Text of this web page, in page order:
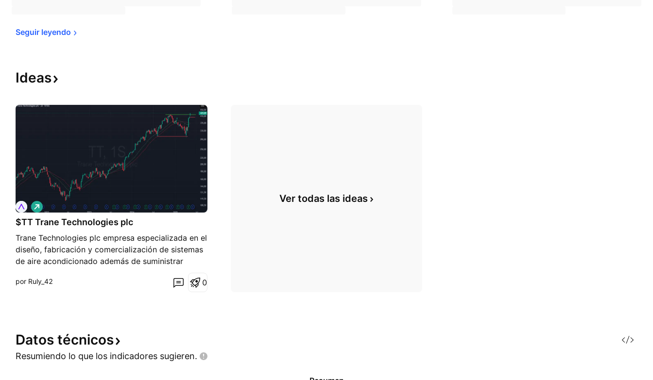
Seguir leyendo
Ideas
$TT Trane Technologies plc
Trane Technologies plc empresa especializada en el
diseño, fabricación y comercialización de sistemas
de aire acondicionado además de suministrar
Alcista de largo plazo que romper máximo anterior
L
a
r
o
por Ruly_42 0
Ver todas las ideas
Datos técnicos
Resumiendo lo que los indicadores sugieren.